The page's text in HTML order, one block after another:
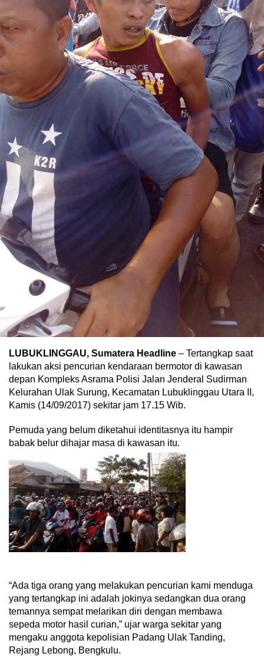
LUBUKLINGGAU, Sumatera Headline – Tertangkap saat
lakukan aksi pencurian kendaraan bermotor di kawasan
depan Kompleks Asrama Polisi Jalan Jenderal Sudirman
Kelurahan Ulak Surung, Kecamatan Lubuklinggau Utara II,
Kamis (14/09/2017) sekitar jam 17.15 Wib.
Pemuda yang belum diketahui identitasnya itu hampir
babak belur dihajar masa di kawasan itu.
“Ada tiga orang yang melakukan pencurian kami menduga
yang tertangkap ini adalah jokinya sedangkan dua orang
temannya sempat melarikan diri dengan membawa
sepeda motor hasil curian,” ujar warga sekitar yang
mengaku anggota kepolisian Padang Ulak Tanding,
Rejang Lebong, Bengkulu.